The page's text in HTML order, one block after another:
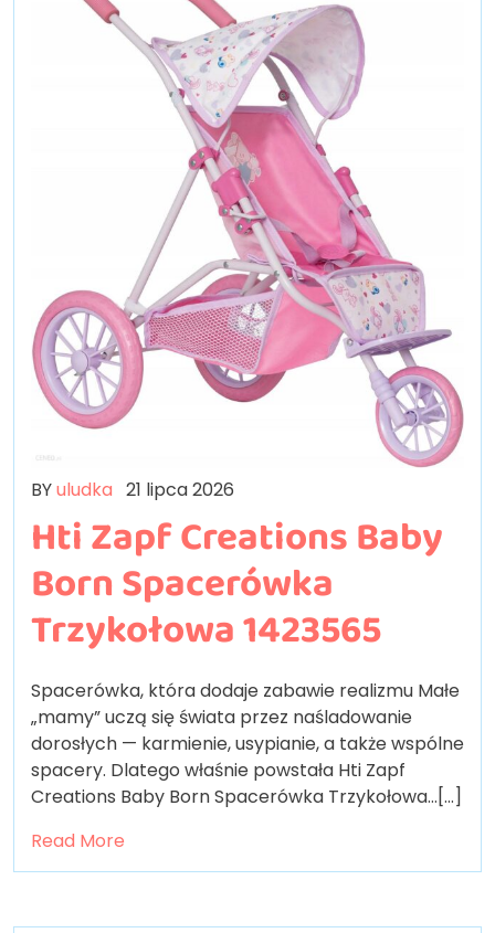
BYuludka 21 lipca 2026
Hti Zapf Creations Baby
Born Spacerówka
Trzykołowa 1423565
Spacerówka, która dodaje zabawie realizmu Małe
„mamy” uczą się świata przez naśladowanie
dorosłych — karmienie, usypianie, a także wspólne
spacery. Dlatego właśnie powstała Hti Zapf
Creations Baby Born Spacerówka Trzykołowa…[...]
Read More